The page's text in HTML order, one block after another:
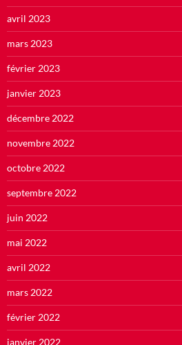
avril 2023
mars 2023
février 2023
janvier 2023
décembre 2022
novembre 2022
octobre 2022
septembre 2022
juin 2022
mai 2022
avril 2022
mars 2022
février 2022
janvier 2022